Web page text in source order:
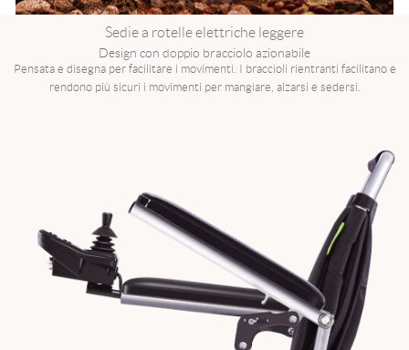
Sedie a rotelle elettriche leggere
Design con doppio bracciolo azionabile
Pensata e disegna per facilitare i movimenti. I braccioli rientranti facilitano e
rendono più sicuri i movimenti per mangiare, alzarsi e sedersi.